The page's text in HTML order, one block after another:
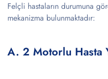
Felçli hastaların durumuna
mekanizma bulunmaktadır:
A. 2 Motorlu Hasta